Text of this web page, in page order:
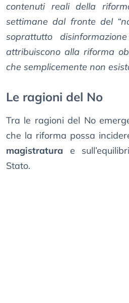
contenuti reali della
settimane dal fronte del
soprattutto
attribuiscono alla riforma
che semplicemente non
Le ragioni del No
Tra le ragioni del No
che la riforma possa
magistratura e
Stato.